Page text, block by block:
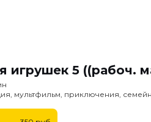
игрушек 5 ((рабоч.
мультфильм, приключения,